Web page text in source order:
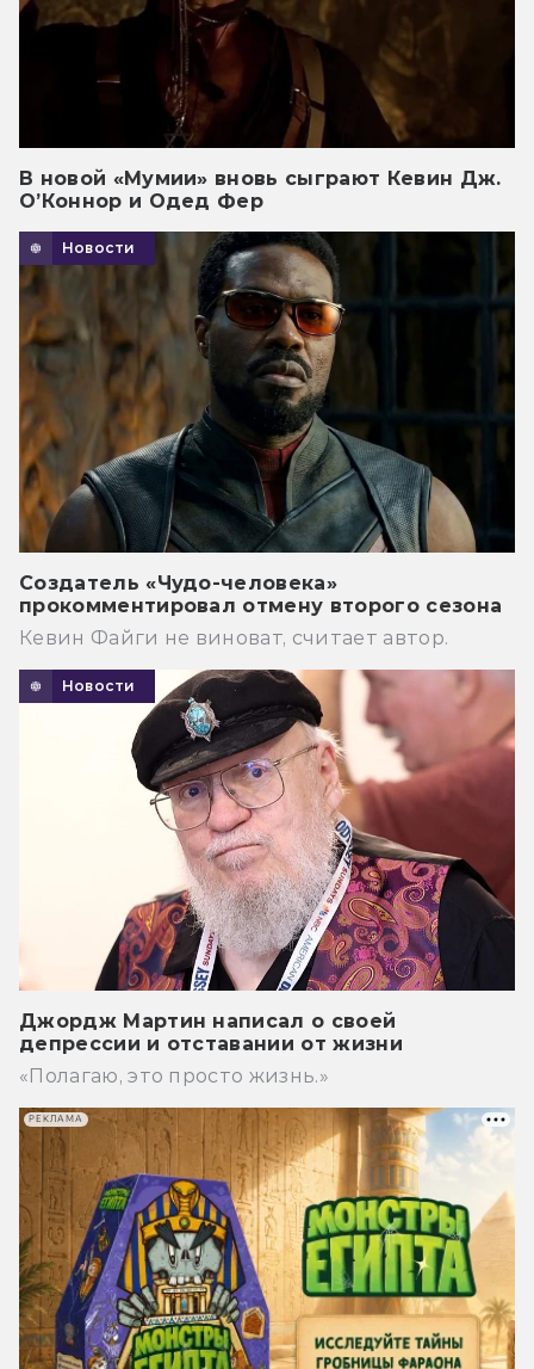
В новой «Мумии» вновь сыграют Кевин Дж.
О’Коннор и Одед Фер
Новости
Создатель «Чудо-человека»
прокомментировал отмену второго сезона
Кевин Файги не виноват, считает автор.
Новости
Джордж Мартин написал о своей
депрессии и отставании от жизни
«Полагаю, это просто жизнь.»
РЕКЛАМА